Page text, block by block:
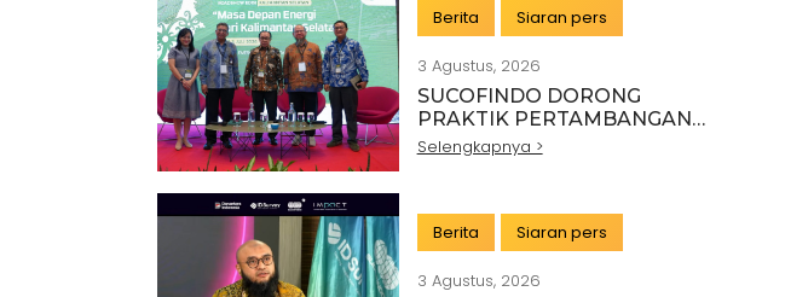
Berita Siaran pers
3 Agustus, 2026
SUCOFINDO DORONG
PRAKTIK PERTAMBANGAN
BERKELANJUTAN DI SEKTOR
Selengkapnya >
Berita Siaran pers
3 Agustus, 2026